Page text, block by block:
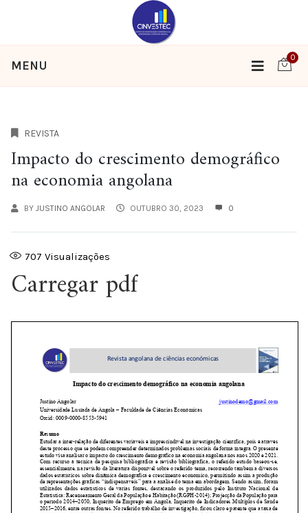
MENU
0
REVISTA
Impacto do crescimento demográfico
na economia angolana
BY JUSTINO ANGOLAR OUTUBRO 30, 2023 0
707 Visualizações
Carregar pdf